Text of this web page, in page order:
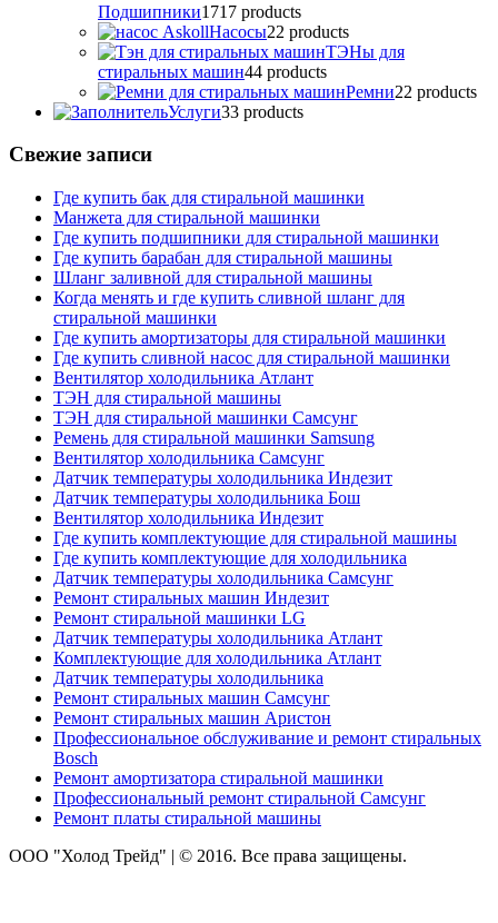
Подшипники1717 products
Насосы22 products
ТЭНы для
стиральных машин44 products
Ремни22 products
Услуги33 products
Свежие записи
Где купить бак для стиральной машинки
Манжета для стиральной машинки
Где купить подшипники для стиральной машинки
Где купить барабан для стиральной машины
Шланг заливной для стиральной машины
Когда менять и где купить сливной шланг для
стиральной машинки
Где купить амортизаторы для стиральной машинки
Где купить сливной насос для стиральной машинки
Вентилятор холодильника Атлант
ТЭН для стиральной машины
ТЭН для стиральной машинки Самсунг
Ремень для стиральной машинки Samsung
Вентилятор холодильника Самсунг
Датчик температуры холодильника Индезит
Датчик температуры холодильника Бош
Вентилятор холодильника Индезит
Где купить комплектующие для стиральной машины
Где купить комплектующие для холодильника
Датчик температуры холодильника Самсунг
Ремонт стиральных машин Индезит
Ремонт стиральной машинки LG
Датчик температуры холодильника Атлант
Комплектующие для холодильника Атлант
Датчик температуры холодильника
Ремонт стиральных машин Самсунг
Ремонт стиральных машин Аристон
Профессиональное обслуживание и ремонт стиральных
Bosch
Ремонт амортизатора стиральной машинки
Профессиональный ремонт стиральной Самсунг
Ремонт платы стиральной машины
ООО "Холод Трейд" | © 2016. Все права защищены.